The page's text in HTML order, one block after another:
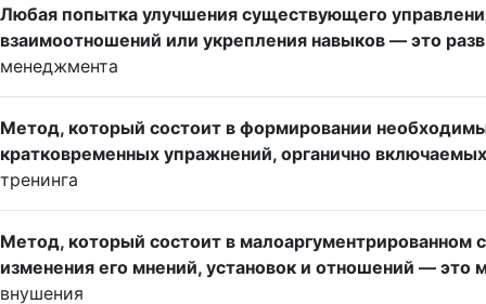
Любая попытка улучшения существующего
взаимоотношений или укрепления навыков — это
менеджмента
Метод, который состоит в формировании
кратковременных упражнений, органично
тренинга
Метод, который состоит в малоаргументрированном
изменения его мнений, установок и отношений — это
внушения